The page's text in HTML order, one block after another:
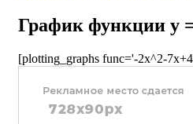
График функции y
[plotting_graphs func='-2x^2-